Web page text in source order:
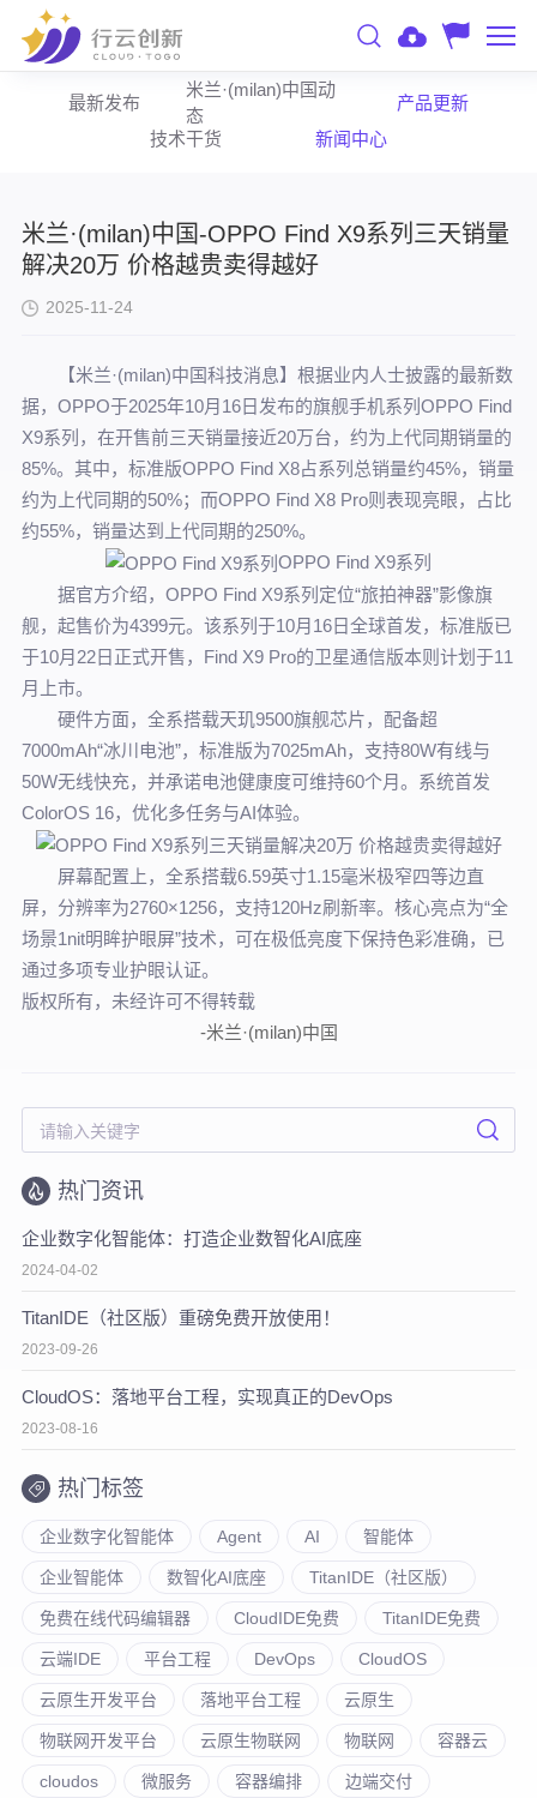
最新发布
米兰·(milan)中国动
态
产品更新
技术干货
新闻中心
米兰·(milan)中国-OPPO Find X9系列三天销量
解决20万 价格越贵卖得越好
2025-11-24
【米兰·(milan)中国科技消息】根据业内人士披露的最新数
据，OPPO于2025年10月16日发布的旗舰手机系列OPPO Find
X9系列，在开售前三天销量接近20万台，约为上代同期销量的
85%。其中，标准版OPPO Find X8占系列总销量约45%，销量
约为上代同期的50%；而OPPO Find X8 Pro则表现亮眼，占比
约55%，销量达到上代同期的250%。
OPPO Find X9系列
据官方介绍，OPPO Find X9系列定位“旅拍神器”影像旗
舰，起售价为4399元。该系列于10月16日全球首发，标准版已
于10月22日正式开售，Find X9 Pro的卫星通信版本则计划于11
月上市。
硬件方面，全系搭载天玑9500旗舰芯片，配备超
7000mAh“冰川电池”，标准版为7025mAh，支持80W有线与
50W无线快充，并承诺电池健康度可维持60个月。系统首发
ColorOS 16，优化多任务与AI体验。
屏幕配置上，全系搭载6.59英寸1.15毫米极窄四等边直
屏，分辨率为2760×1256，支持120Hz刷新率。核心亮点为“全
场景1nit明眸护眼屏”技术，可在极低亮度下保持色彩准确，已
通过多项专业护眼认证。
版权所有，未经许可不得转载
-米兰·(milan)中国
热门资讯
企业数字化智能体：打造企业数智化AI底座
2024-04-02
TitanIDE（社区版）重磅免费开放使用！
2023-09-26
CloudOS：落地平台工程，实现真正的DevOps
2023-08-16
热门标签
企业数字化智能体 Agent AI 智能体
企业智能体 数智化AI底座 TitanIDE（社区版）
免费在线代码编辑器 CloudIDE免费 TitanIDE免费
云端IDE 平台工程 DevOps CloudOS
云原生开发平台 落地平台工程 云原生
物联网开发平台 云原生物联网 物联网 容器云
cloudos 微服务 容器编排 边端交付